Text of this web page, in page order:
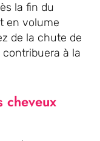
la fin du
en volume
de la chute de
à la
cheveux